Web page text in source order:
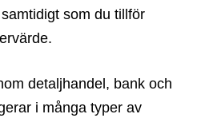
som du tillför
detaljhandel, bank och
i många typer av